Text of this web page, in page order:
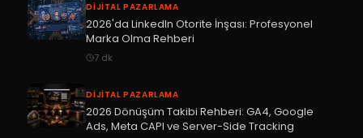
DIJITAL PAZARLAMA
2026'da LinkedIn Otorite İnşası: Profesyonel
Marka Olma Rehberi
7 dk
DIJITAL PAZARLAMA
2026 Dönüşüm Takibi Rehberi: GA4, Google
Ads, Meta CAPI ve Server-Side Tracking